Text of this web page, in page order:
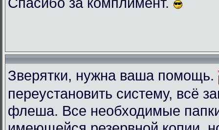
Зверятки, нужна ваша помощь.
переустановить систему, всё
флеша. Все необходимые